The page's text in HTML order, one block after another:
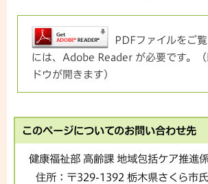
PDFファイルをご
には、Adobe Reader が必要です。
ドウが開きます）
このページについてのお問い合わせ先
健康福祉部 高齢課 地域包括ケア推進
住所： 〒329-1392 栃木県さくら市